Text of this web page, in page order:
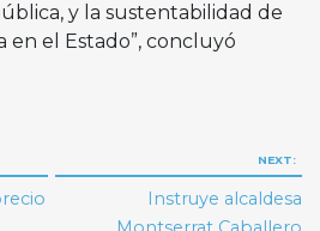
y la sustentabilidad de
en el Estado”, concluyó
NEXT:
Instruye alcaldesa